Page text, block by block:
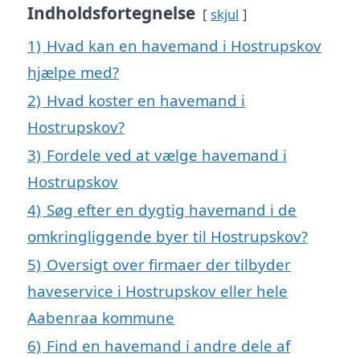
Indholdsfortegnelse skjul
1) Hvad kan en havemand i Hostrupskov
hjælpe med?
2) Hvad koster en havemand i
Hostrupskov?
3) Fordele ved at vælge havemand i
Hostrupskov
4) Søg efter en dygtig havemand i de
omkringliggende byer til Hostrupskov?
5) Oversigt over firmaer der tilbyder
haveservice i Hostrupskov eller hele
Aabenraa kommune
6) Find en havemand i andre dele af